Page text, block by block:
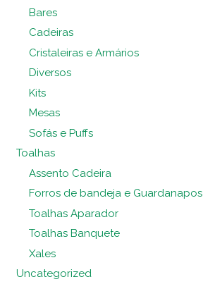
Bares
Cadeiras
Cristaleiras e Armários
Diversos
Kits
Mesas
Sofás e Puffs
Toalhas
Assento Cadeira
Forros de bandeja e Guardanapos
Toalhas Aparador
Toalhas Banquete
Xales
Uncategorized